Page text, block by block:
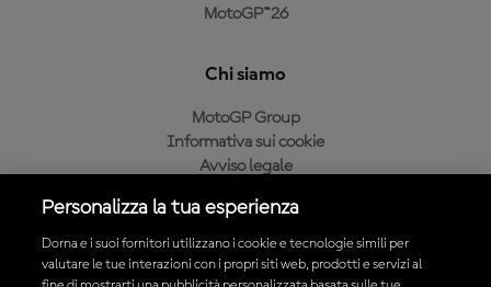
MotoGP™26
Chi siamo
MotoGP Group
Informativa sui cookie
Avviso legale
Condizioni di acquisto
Personalizza la tua esperienza
Dorna e i suoi fornitori utilizzano i cookie e tecnologie simili per
valutare le tue interazioni con i propri siti web, prodotti e servizi al